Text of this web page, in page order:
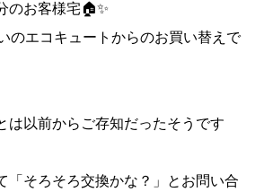
のお客様宅🏠✨
のエコキュートからのお買い替えで
は以前からご存知だったそうです
「そろそろ交換かな？」とお問い合